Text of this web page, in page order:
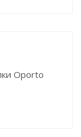
Oporto